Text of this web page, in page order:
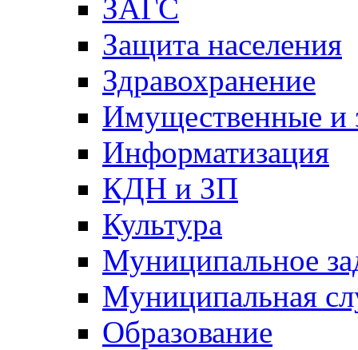
ЗАГС
Защита населения
Здравохранение
Имущественные и
Информатизация
КДН и ЗП
Культура
Муниципальное
Муниципальная
Образование